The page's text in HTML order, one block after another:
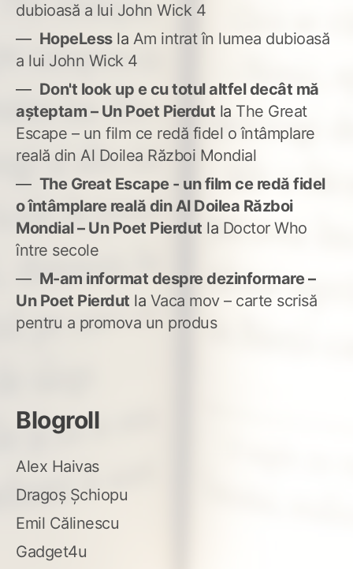
dubioasă a lui John Wick 4
HopeLessla Am intrat în lumea dubioasă
a lui John Wick 4
Don't look up e cu totul altfel decât mă
așteptam – Un Poet Pierdut la The Great
Escape – un film ce redă fidel o întâmplare
reală din Al Doilea Război Mondial
The Great Escape - un film ce redă fidel
o întâmplare reală din Al Doilea Război
Mondial – Un Poet Pierdut la Doctor Who
între secole
M-am informat despre dezinformare –
Un Poet Pierdut la Vaca mov – carte scrisă
pentru a promova un produs
Blogroll
Alex Haivas
Dragoș Șchiopu
Emil Călinescu
Gadget4u